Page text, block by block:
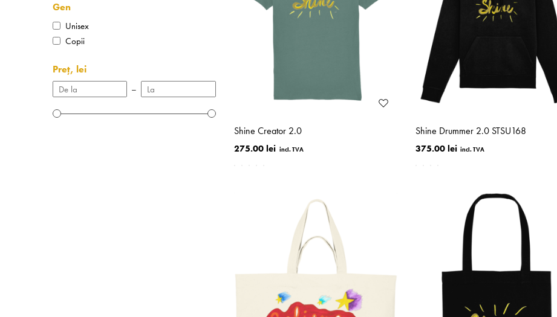
Gen
Unisex
Copii
Preț, lei
–
Shine Creator 2.0
275.00 lei
Shine Drummer 2.0 STSU168
375.00 lei